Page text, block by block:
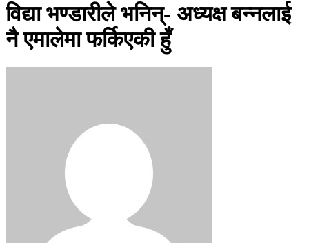
विद्या भण्डारीले भनिन्- अध्यक्ष बन्नलाई
नै एमालेमा फर्किएकी हुँ